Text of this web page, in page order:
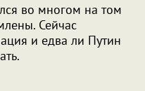
во многом на том
Сейчас
и едва ли Путин